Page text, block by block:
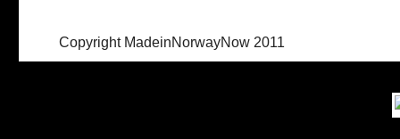
Copyright MadeinNorwayNow 2011